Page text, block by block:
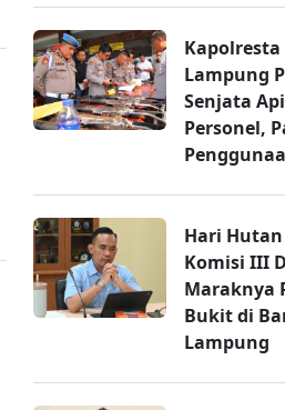
Lampung
Senjata
Personel,
Hari
Komisi III
Maraknya
Bukit di
Lampung